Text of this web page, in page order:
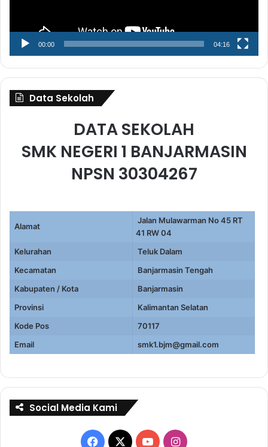
00:00 04:16
Data Sekolah
DATA SEKOLAH
SMK NEGERI 1 BANJARMASIN
NPSN 30304267
Alamat
Jalan Mulawarman No 45 RT
41 RW 04
Kelurahan
Teluk Dalam
Kecamatan
Banjarmasin Tengah
Kabupaten / Kota
Banjarmasin
Provinsi
Kalimantan Selatan
Kode Pos
70117
Email
smk1.bjm@gmail.com
Social Media Kami
Facebook
X YouTubeInstagram